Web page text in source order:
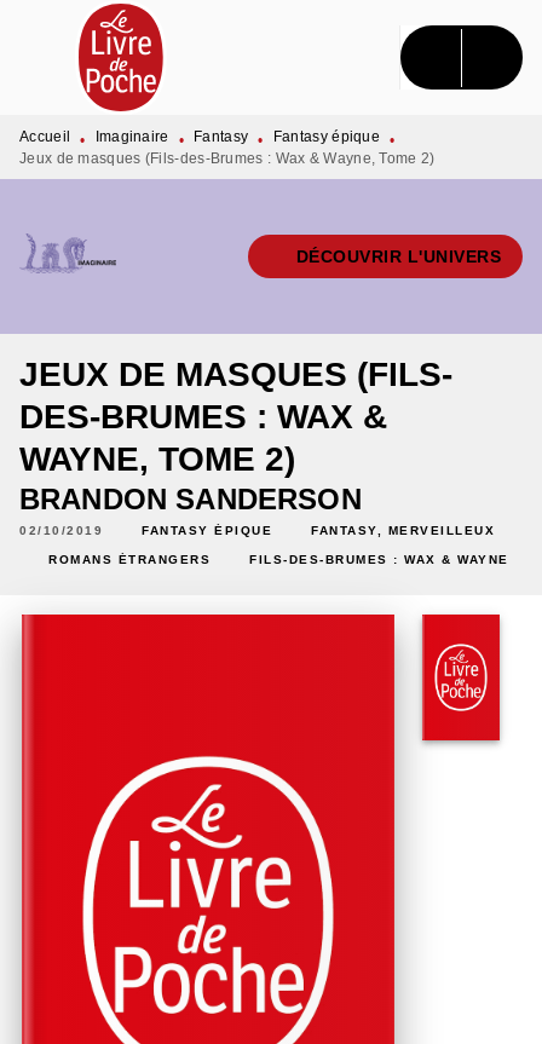
MENU RECHERCHE CONTENU
PIED DE PAGE
Accueil • Imaginaire • Fantasy • Fantasy épique
•
Jeux de masques (Fils-des-Brumes : Wax & Wayne, Tome 2)
DÉCOUVRIR L'UNIVERS
JEUX DE MASQUES (FILS-
DES-BRUMES : WAX &
WAYNE, TOME 2)
BRANDON SANDERSON
02/10/2019 FANTASY ÉPIQUE FANTASY, MERVEILLEUX
ROMANS ÉTRANGERS FILS-DES-BRUMES : WAX & WAYNE